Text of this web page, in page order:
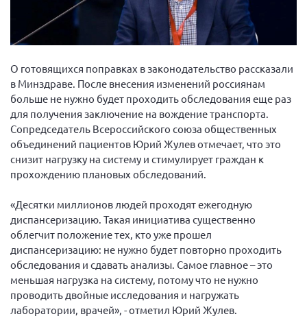
Вице-президент Шишлянников Ф.В.
Информационная служба
Отдел международных отношений
Вице-президент Черненко Д.Е.
Вице-президент Валюх М.В.
Вице-президент Чернова А.В.
Вице-президент Цикорин И.В.
Вице-президент Груба Л.В.
Главный бухгалтер Жаворонкова Г.М.
Конференция ОООИБРС 2026
Конференция ОООИБРС 2025
Экспертный совет ОООИБРС 2025
Конференция ОООИБРС 2024
Конференция ОООИБРС 2023
Конференция ОООИБРС 2022
О готовящихся поправках в законодательство рассказали
в Минздраве. После внесения изменений россиянам
больше не нужно будет проходить обследования еще раз
для получения заключение на вождение транспорта.
Сопредседатель Всероссийского союза общественных
объединений пациентов Юрий Жулев отмечает, что это
снизит нагрузку на систему и стимулирует граждан к
прохождению плановых обследований.
«Десятки миллионов людей проходят ежегодную
диспансеризацию. Такая инициатива существенно
облегчит положение тех, кто уже прошел
диспансеризацию: не нужно будет повторно проходить
обследования и сдавать анализы. Самое главное – это
меньшая нагрузка на систему, потому что не нужно
проводить двойные исследования и нагружать
лаборатории, врачей», - отметил Юрий Жулев.